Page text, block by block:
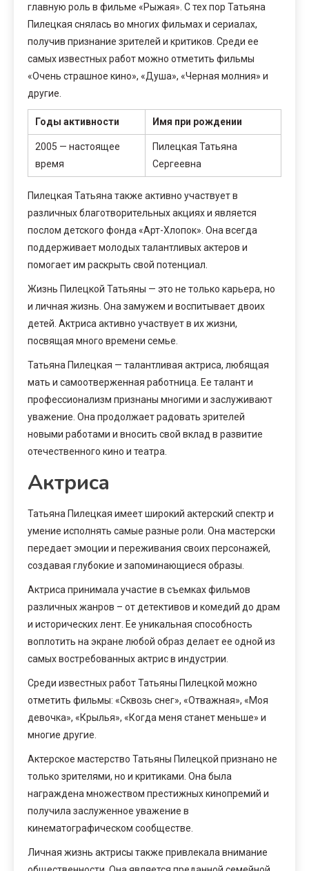
главную роль в фильме «Рыжая». С тех пор Татьяна
Пилецкая снялась во многих фильмах и сериалах,
получив признание зрителей и критиков. Среди ее
самых известных работ можно отметить фильмы
«Очень страшное кино», «Душа», «Черная молния» и
другие.
Годы активности Имя при рождении
2005 — настоящее
время
Пилецкая Татьяна
Сергеевна
Пилецкая Татьяна также активно участвует в
различных благотворительных акциях и является
послом детского фонда «Арт-Хлопок». Она всегда
поддерживает молодых талантливых актеров и
помогает им раскрыть свой потенциал.
Жизнь Пилецкой Татьяны — это не только карьера, но
и личная жизнь. Она замужем и воспитывает двоих
детей. Актриса активно участвует в их жизни,
посвящая много времени семье.
Татьяна Пилецкая — талантливая актриса, любящая
мать и самоотверженная работница. Ее талант и
профессионализм признаны многими и заслуживают
уважение. Она продолжает радовать зрителей
новыми работами и вносить свой вклад в развитие
отечественного кино и театра.
Актриса
Татьяна Пилецкая имеет широкий актерский спектр и
умение исполнять самые разные роли. Она мастерски
передает эмоции и переживания своих персонажей,
создавая глубокие и запоминающиеся образы.
Актриса принимала участие в съемках фильмов
различных жанров – от детективов и комедий до драм
и исторических лент. Ее уникальная способность
воплотить на экране любой образ делает ее одной из
самых востребованных актрис в индустрии.
Среди известных работ Татьяны Пилецкой можно
отметить фильмы: «Сквозь снег», «Отважная», «Моя
девочка», «Крылья», «Когда меня станет меньше» и
многие другие.
Актерское мастерство Татьяны Пилецкой признано не
только зрителями, но и критиками. Она была
награждена множеством престижных кинопремий и
получила заслуженное уважение в
кинематографическом сообществе.
Личная жизнь актрисы также привлекала внимание